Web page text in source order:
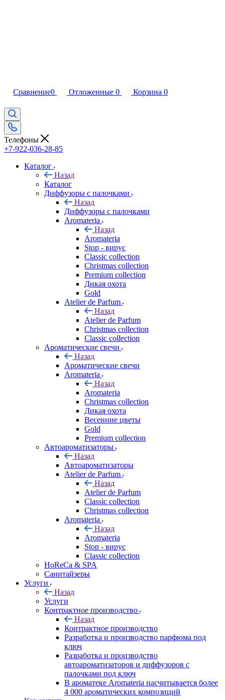
Сравнение0 Отложенные 0 Корзина 0
Телефоны
+7-922-036-28-85
Каталог
Назад
Каталог
Диффузоры с палочками
Назад
Диффузоры с палочками
Aromateria
Назад
Aromateria
Stop - вирус
Сlassic collection
Сhristmas collection
Premium collection
Дикая охота
Gold
Atelier de Parfum
Назад
Atelier de Parfum
Christmas collection
Classic collection
Ароматические свечи
Назад
Ароматические свечи
Aromateria
Назад
Aromateria
Сhristmas collection
Дикая охота
Весенние цветы
Gold
Premium collection
Автоароматизаторы
Назад
Автоароматизаторы
Atelier de Parfum
Назад
Atelier de Parfum
Classic collection
Christmas collection
Aromateria
Назад
Aromateria
Stop - вирус
Сlassic collection
HoReCa & SPA
Санитайзеры
Услуги
Назад
Услуги
Контрактное производство
Назад
Контрактное производство
Разработка и производство парфюма под
ключ
Разработка и производство
автоароматизаторов и диффузоров с
палочками под ключ
В ароматеке Aromateria насчитывается более
4 000 ароматических композиций